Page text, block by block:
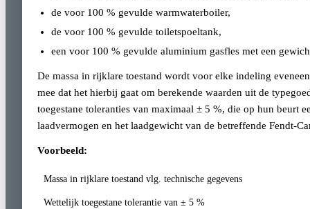
de voor 100 % gevulde warmwaterboiler,
de voor 100 % gevulde toiletspoeltank,
een voor 100 % gevulde aluminium gasfles met een
De massa in rijklare toestand wordt voor elke indeling
mee dat het hierbij gaat om berekende waarden uit de
toegestane toleranties van maximaal ± 5 %, die op hun beurt
laadvermogen en het laadgewicht van de betreffende Fendt-
Voorbeeld:
Massa in rijklare toestand vlg. technische gegevens
Wettelijk toegestane tolerantie van ± 5 %